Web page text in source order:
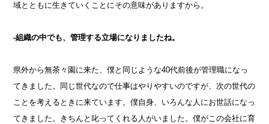
域とともに生きていくことにその意味がありますから。
-組織の中でも、管理する立場になりましたね。
県外から無茶々園に来た、僕と同じような40代前後が管理職になっ
てきました。同じ世代なので仕事はやりやすいのですが、次の世代の
ことを考えるときに来ています。僕自身、いろんな人にお世話になっ
てきました。きちんと叱ってくれる人がいました。僕がこの会社に育